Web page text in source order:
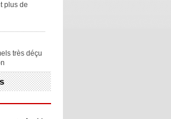
plus de
très déçu
qu'il